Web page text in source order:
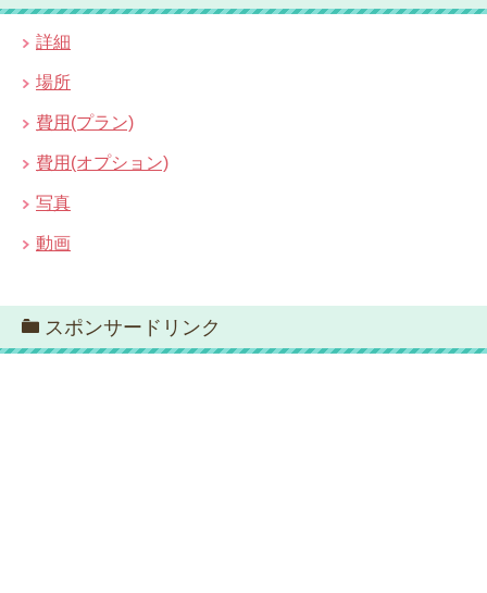
詳細
場所
費用(プラン)
費用(オプション)
写真
動画
スポンサードリンク